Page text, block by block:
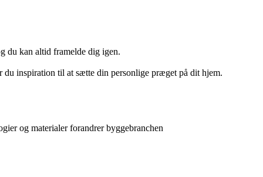
du kan altid framelde dig igen.
inspiration til at sætte din personlige præget på dit hjem.
og materialer forandrer byggebranchen